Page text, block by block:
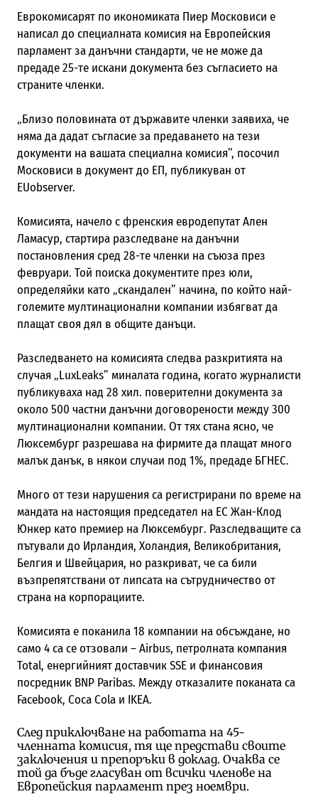
Еврокомисарят по икономиката Пиер Московиси е
написал до специалната комисия на Европейския
парламент за данъчни стандарти, че не може да
предаде 25-те искани документа без съгласието на
страните членки.
„Близо половината от държавите членки заявиха, че
няма да дадат съгласие за предаването на тези
документи на вашата специална комисия”, посочил
Московиси в документ до ЕП, публикуван от
EUobserver.
Комисията, начело с френския евродепутат Ален
Ламасур, стартира разследване на данъчни
постановления сред 28-те членки на съюза през
февруари. Той поиска документите през юли,
определяйки като „скандален” начина, по който най-
големите мултинационални компании избягват да
плащат своя дял в общите данъци.
Разследването на комисията следва разкритията на
случая „LuxLeaks” миналата година, когато журналисти
публикуваха над 28 хил. поверителни документа за
около 500 частни данъчни договорености между 300
мултинационални компании. От тях стана ясно, че
Люксембург разрешава на фирмите да плащат много
малък данък, в някои случаи под 1%, предаде БГНЕС.
Много от тези нарушения са регистрирани по време на
мандата на настоящия председател на ЕС Жан-Клод
Юнкер като премиер на Люксембург. Разследващите са
пътували до Ирландия, Холандия, Великобритания,
Белгия и Швейцария, но разкриват, че са били
възпрепятствани от липсата на сътрудничество от
страна на корпорациите.
Комисията е поканила 18 компании на обсъждане, но
само 4 са се отзовали – Airbus, петролната компания
Total, енергийният доставчик SSE и финансовия
посредник BNP Paribas. Между отказалите поканата са
Facebook, Coca Cola и IKEA.
След приключване на работата на 45-
членната комисия, тя ще представи своите
заключения и препоръки в доклад. Очаква се
той да бъде гласуван от всички членове на
Европейския парламент през ноември.